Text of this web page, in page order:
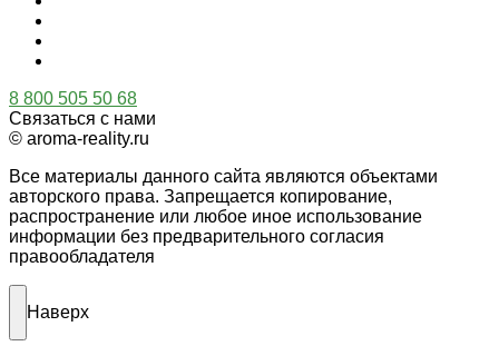
8 800 505 50 68
Связаться с нами
© aroma-reality.ru
Все материалы данного сайта являются объектами
авторского права. Запрещается копирование,
распространение или любое иное использование
информации без предварительного согласия
правообладателя
Наверх